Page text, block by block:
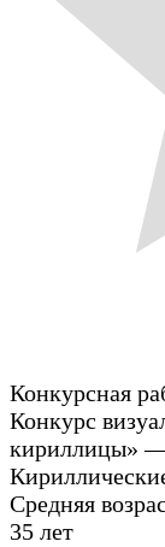
Конкурсная
Конкурс
кириллицы»
Средняя
35 лет